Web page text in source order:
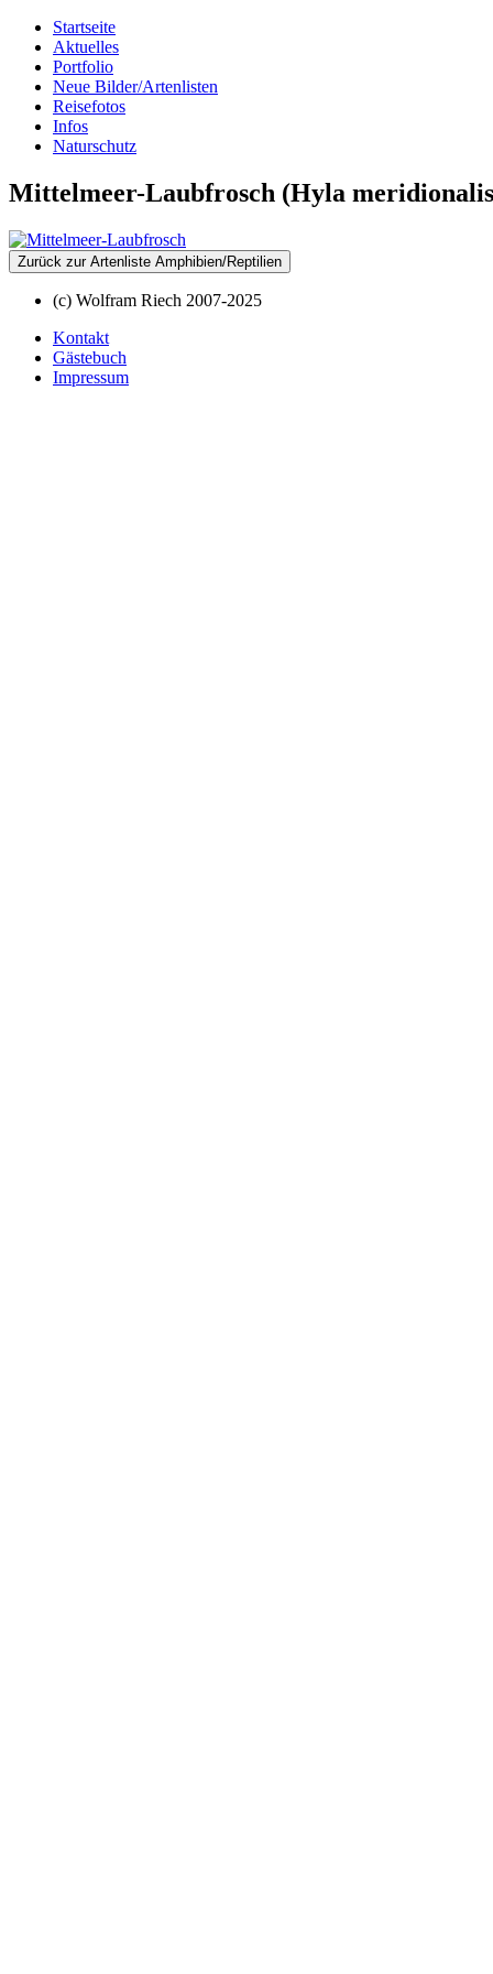
Startseite
Aktuelles
Portfolio
Neue Bilder/Artenlisten
Reisefotos
Infos
Naturschutz
Mittelmeer-Laubfrosch (Hyla
Zurück zur Artenliste Amphibien/Reptilien
(c) Wolfram Riech 2007-2025
Kontakt
Gästebuch
Impressum